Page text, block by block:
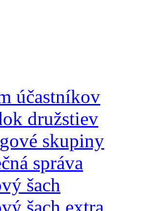
účastníkov
družstiev
skupiny
správa
šach